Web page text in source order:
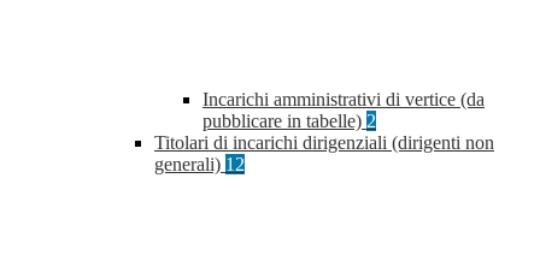
Incarichi amministrativi di vertice (da
pubblicare in tabelle) 2
Titolari di incarichi dirigenziali (dirigenti non
generali) 12